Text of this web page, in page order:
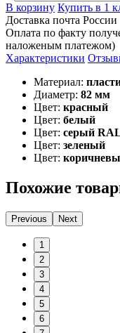
В корзину Купить в 1
Доставка почта
Оплата по факту
наложеным платежом)
Характеристики
Материал:
Диаметр: 82 мм
Цвет: красный
Цвет: белый
Цвет: серый
Цвет: зеленый
Цвет:
Похожие
Previous Next
1
2
3
4
5
6